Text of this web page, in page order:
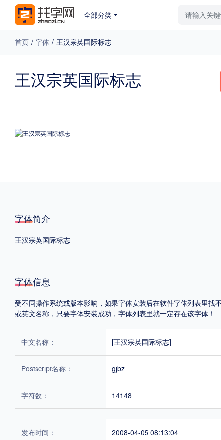
全部分类
免费下载 收费下载 更多
格式
地区
首页 / 字体 / 王汉宗英国际标志
王汉宗英国际标志
字体简介
王汉宗英国际标志
字体信息
受不同操作系统或版本影响，如果字体安装后在软件字体列表里
或英文名称，只要字体安装成功，字体列表里就一定存在该字体！
中文名称： [王汉宗英国际标志]
Postscript名称： gjbz
字符数： 14148
发布时间： 2008-04-05 08:13:04